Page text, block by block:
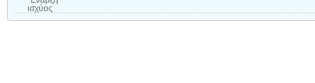
ισχύος